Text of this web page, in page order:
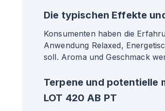
Die typischen Effekte
Konsumenten haben die
Anwendung Relaxed,
soll. Aroma und Geschmack
Terpene und potentielle
LOT 420 AB PT